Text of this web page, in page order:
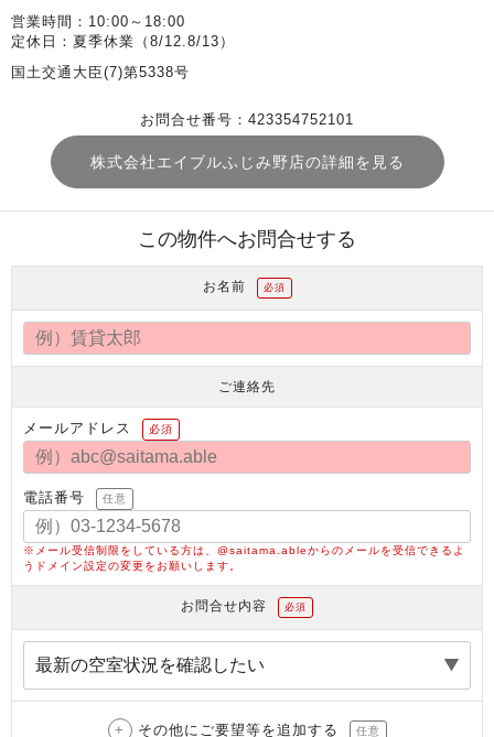
営業時間：10:00～18:00
定休日：夏季休業（8/12.8/13）
国土交通大臣(7)第5338号
お問合せ番号：423354752101
株式会社エイブルふじみ野店の詳細を見る
この物件へお問合せする
お名前 必須
ご連絡先
メールアドレス 必須
電話番号 任意
※メール受信制限をしている方は、@saitama.ableからのメールを受信できるよ
うドメイン設定の変更をお願いします。
お問合せ内容 必須
その他にご要望等を追加する 任意